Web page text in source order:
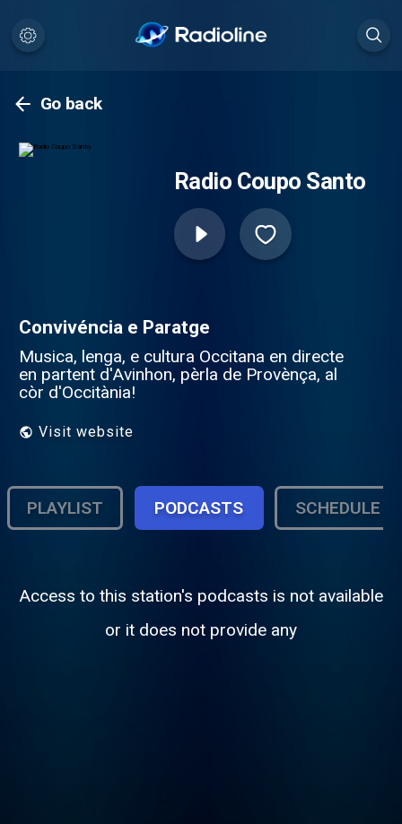
Go back
Radio Coupo Santo
Convivéncia e Paratge
Musica, lenga, e cultura Occitana en directe
en partent d'Avinhon, pèrla de Provènça, al
còr d'Occitània!
Visit website
PLAYLIST PODCASTS SCHEDULE
Access to this station's podcasts is not available
or it does not provide any